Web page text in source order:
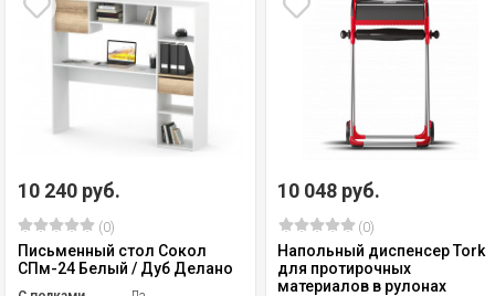
10 240 руб.
(0)
Письменный стол Сокол
СПм-24 Белый / Дуб Делано
10 048 руб.
(0)
Напольный диспенсер Tork
для протирочных
материалов в рулонах